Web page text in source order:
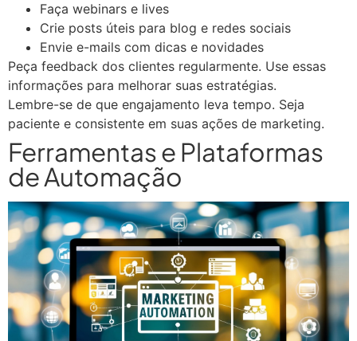
Faça webinars e lives
Crie posts úteis para blog e redes sociais
Envie e-mails com dicas e novidades
Peça feedback dos clientes regularmente. Use essas
informações para melhorar suas estratégias.
Lembre-se de que engajamento leva tempo. Seja
paciente e consistente em suas ações de marketing.
Ferramentas e Plataformas
de Automação